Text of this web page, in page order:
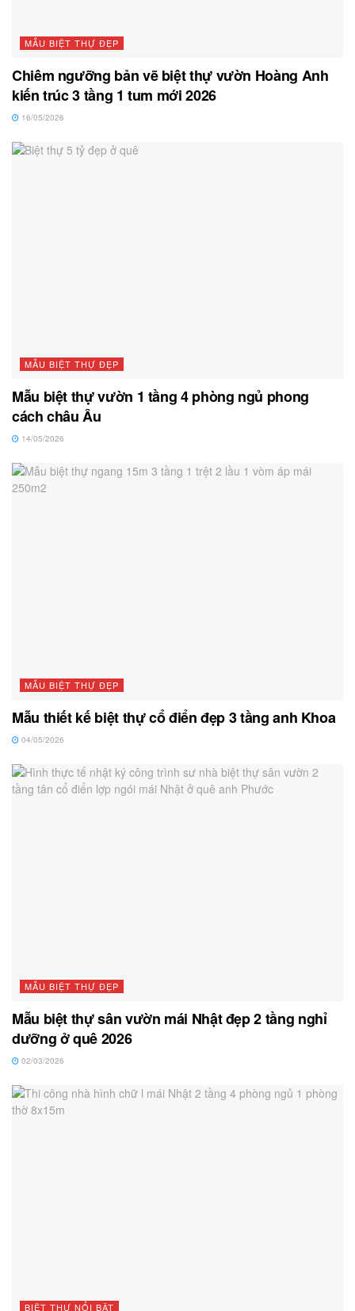
MẪU BIỆT THỰ ĐẸP
Chiêm ngưỡng bản vẽ biệt thự vườn Hoàng Anh
kiến trúc 3 tầng 1 tum mới 2026
16/05/2026
MẪU BIỆT THỰ ĐẸP
Mẫu biệt thự vườn 1 tầng 4 phòng ngủ phong
cách châu Âu
14/05/2026
MẪU BIỆT THỰ ĐẸP
Mẫu thiết kế biệt thự cổ điển đẹp 3 tầng anh Khoa
04/05/2026
MẪU BIỆT THỰ ĐẸP
Mẫu biệt thự sân vườn mái Nhật đẹp 2 tầng nghỉ
dưỡng ở quê 2026
02/03/2026
BIỆT THỰ NỔI BẬT